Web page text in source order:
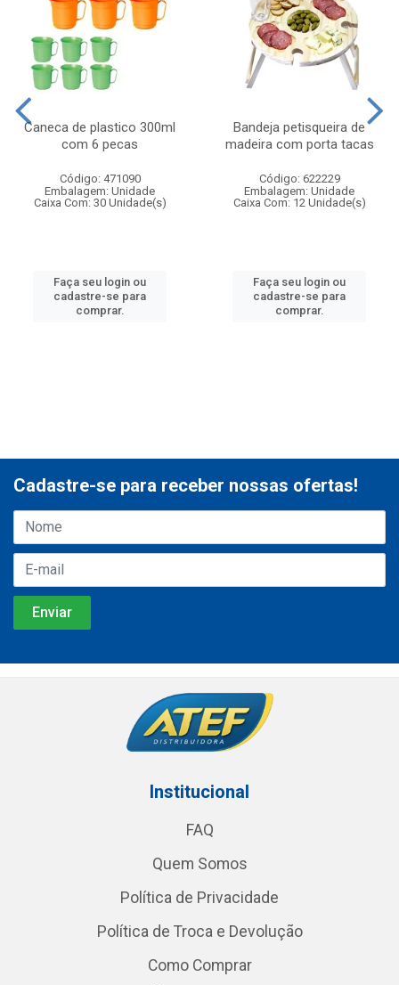
Caneca de plastico 300ml
com 6 pecas
Código: 471090
Embalagem: Unidade
Caixa Com: 30 Unidade(s)
Faça seu login ou
cadastre-se para
comprar.
Bandeja petisqueira de
madeira com porta tacas
Código: 622229
Embalagem: Unidade
Caixa Com: 12 Unidade(s)
Faça seu login ou
cadastre-se para
comprar.
Cadastre-se para receber nossas ofertas!
Institucional
FAQ
Quem Somos
Política de Privacidade
Política de Troca e Devolução
Como Comprar